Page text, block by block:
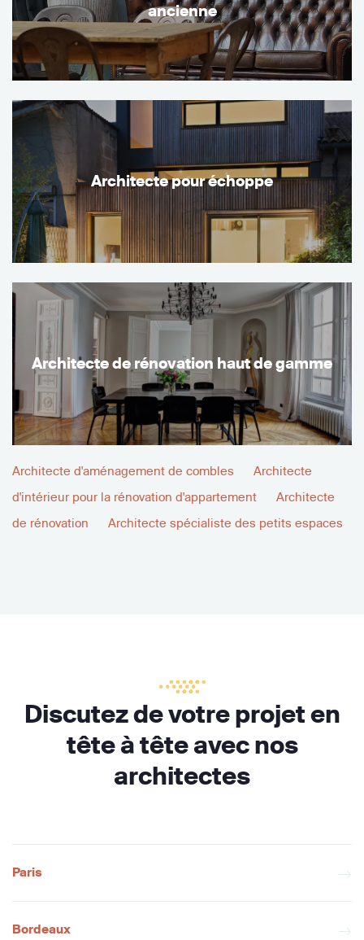
ancienne
Architecte pour échoppe
Architecte de rénovation haut de gamme
Architecte d'aménagement de combles
Architecte
d'intérieur pour la rénovation d'appartement
Architecte
de rénovation
Architecte spécialiste des petits espaces
Discutez de votre projet en
tête à tête avec nos
architectes
Paris
Bordeaux